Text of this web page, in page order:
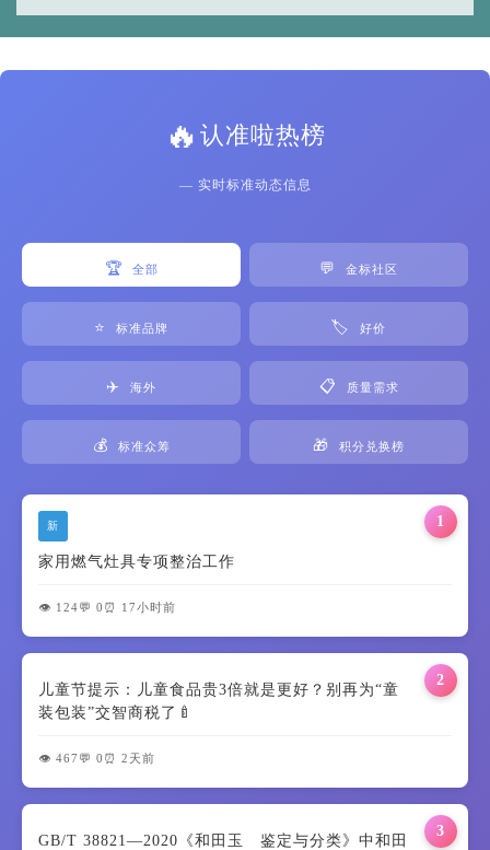
🔥认准啦热榜
— 实时标准动态信息
🏆 全部 💬 金标社区
⭐ 标准品牌 🏷️ 好价
✈️ 海外 📋 质量需求
💰 标准众筹 🎁 积分兑换榜
1
新
家用燃气灶具专项整治工作
👁️ 124💬 0 ⏰ 17小时前
2
儿童节提示：儿童食品贵3倍就是更好？别再为“童
装包装”交智商税了🍼
👁️ 467 💬 0 ⏰ 2天前
3
GB/T 38821—2020《和田玉 鉴定与分类》中和田